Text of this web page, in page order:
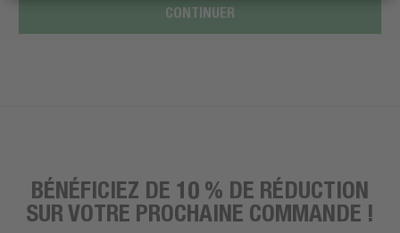
CONTINUER
BÉNÉFICIEZ DE 10 % DE RÉDUCTION
SUR VOTRE PROCHAINE COMMANDE !